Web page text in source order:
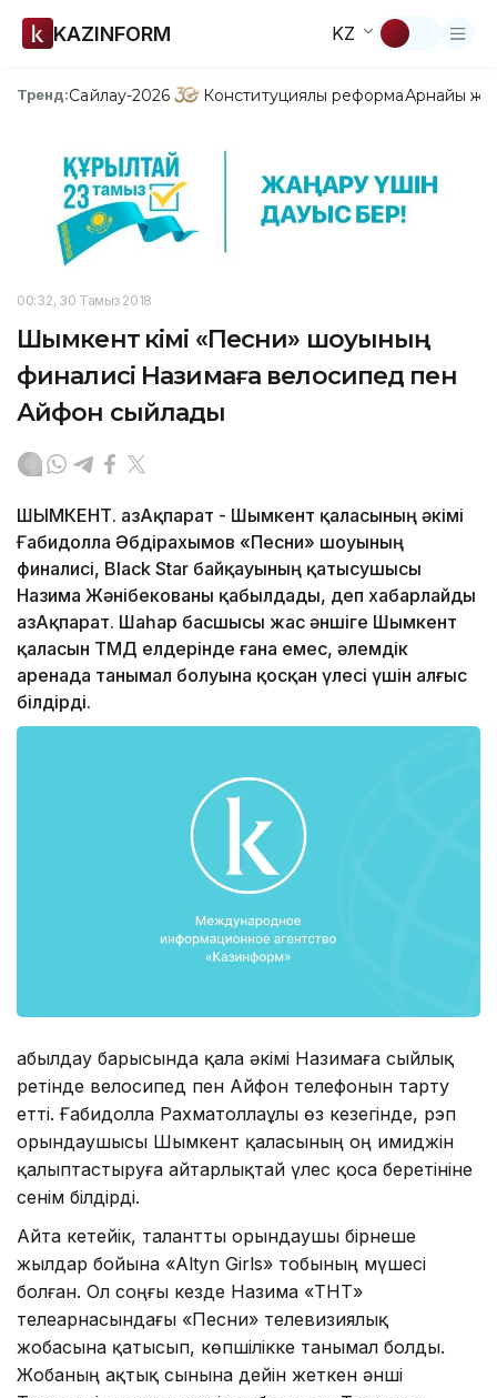
KAZINFORM KZ
Тренд:Сайлау-2026 Конституциялық реформаАрнайы
00:32, 30 Тамыз 2018
Шымкент әкімі «Песни» шоуының
финалисі Назимаға велосипед пен
Айфон сыйлады
ШЫМКЕНТ. ҚазАқпарат - Шымкент қаласының әкімі
Ғабидолла Әбдірахымов «Песни» шоуының
финалисі, Black Star байқауының қатысушысы
Назима Жәнібекованы қабылдады, деп хабарлайды
ҚазАқпарат. Шаһар басшысы жас әншіге Шымкент
қаласын ТМД елдерінде ғана емес, әлемдік
аренада танымал болуына қосқан үлесі үшін алғыс
білдірді.
Қабылдау барысында қала әкімі Назимаға сыйлық
ретінде велосипед пен Айфон телефонын тарту
етті. Ғабидолла Рахматоллаұлы өз кезегінде, рэп
орындаушысы Шымкент қаласының оң имиджін
қалыптастыруға айтарлықтай үлес қоса беретініне
сенім білдірді.
Айта кетейік, талантты орындаушы бірнеше
жылдар бойына «Altyn Girls» тобының мүшесі
болған. Ол соңғы кезде Назима «ТНТ»
телеарнасындағы «Песни» телевизиялық
жобасына қатысып, көпшілікке танымал болды.
Жобаның ақтық сынына дейін жеткен әнші